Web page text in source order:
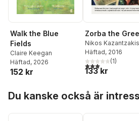
Walk the Blue
Fields
Claire Keegan
Häftad, 2026
152 kr
Zorba the
Nikos Kazantzakis
Häftad, 2016
3,0utav 5 stjärnor.
(1)
133 kr
Du kanske också är